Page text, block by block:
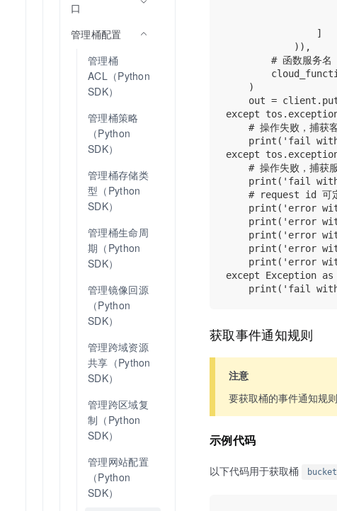
口
管理桶配置
管理桶
ACL（Python
SDK）
管理桶策略
（Python
SDK）
管理桶存储类
型（Python
SDK）
管理桶生命周
期（Python
SDK）
管理镜像回源
（Python
SDK）
管理跨域资源
共享（Python
SDK）
管理跨区域复
制（Python
SDK）
管理网站配置
（Python
SDK）
                ]
            )),
        # 函数服务名
    )
out =
except
# 操作失败，捕获
print('fail
except
# 操作失败，捕获
print('fail
# request id 可
print('error
print('error
print('error
print('error
print('error
except Exception as
获取事件通知规则
注意
要获取桶的事件通知规
示例代码
以下代码用于获取桶